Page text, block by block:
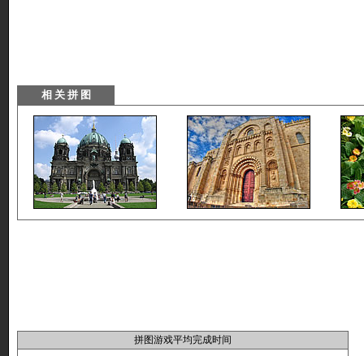
拼图游戏平均完成时间